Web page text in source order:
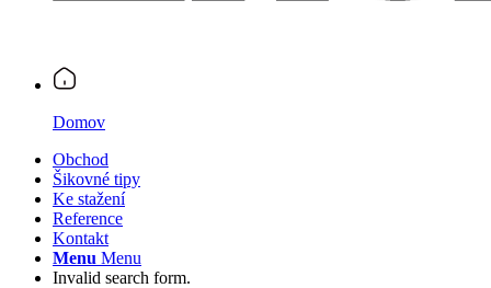
Domov
Obchod
Šikovné tipy
Ke stažení
Reference
Kontakt
Menu Menu
Invalid search form.